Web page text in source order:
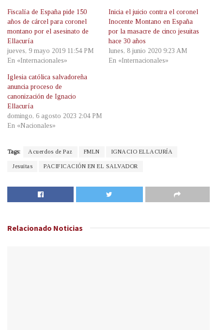
Fiscalía de España pide 150
años de cárcel para coronel
montano por el asesinato de
Ellacuría
jueves, 9 mayo 2019 11:54 PM
En «Internacionales»
Inicia el juicio contra el coronel
Inocente Montano en España
por la masacre de cinco jesuitas
hace 30 años
lunes, 8 junio 2020 9:23 AM
En «Internacionales»
Iglesia católica salvadoreña
anuncia proceso de
canonización de Ignacio
Ellacuría
domingo, 6 agosto 2023 2:04 PM
En «Nacionales»
Tags: Acuerdos de Paz FMLN IGNACIO ELLACURÍA
Jesuitas PACIFICACIÓN EN EL SALVADOR
Relacionado Noticias